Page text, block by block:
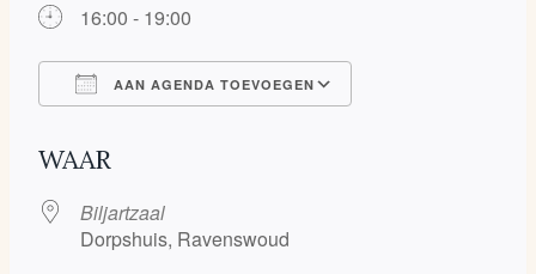
16:00 - 19:00
AAN AGENDA TOEVOEGEN
WAAR
Biljartzaal
Dorpshuis, Ravenswoud